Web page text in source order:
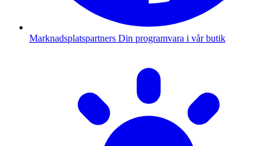
Marknadsplatspartners Din programvara i vår butik